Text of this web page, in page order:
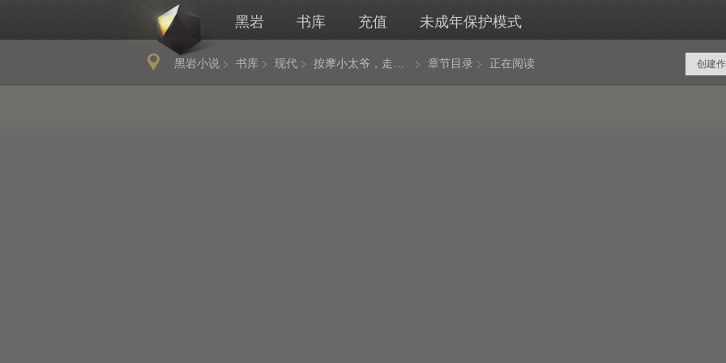
黑岩 书库 充值 未成年保护模式
黑岩小说 书库 现代 章节目录 正在阅读 创建